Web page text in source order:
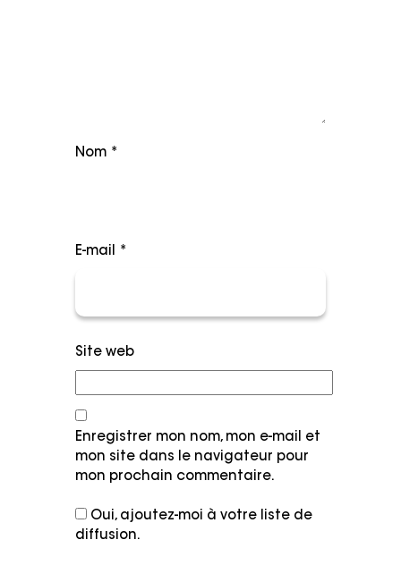
Nom *
E-mail *
Site web
Enregistrer mon nom, mon e-mail et
mon site dans le navigateur pour
mon prochain commentaire.
Oui, ajoutez-moi à votre liste de
diffusion.